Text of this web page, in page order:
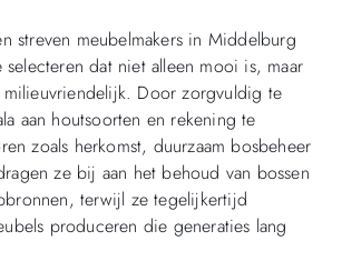
streven meubelmakers in Middelburg
dat niet alleen mooi is, maar
Door zorgvuldig te
aan houtsoorten en rekening te
zoals herkomst, duurzaam bosbeheer
ze bij aan het behoud van bossen
terwijl ze tegelijkertijd
produceren die generaties lang